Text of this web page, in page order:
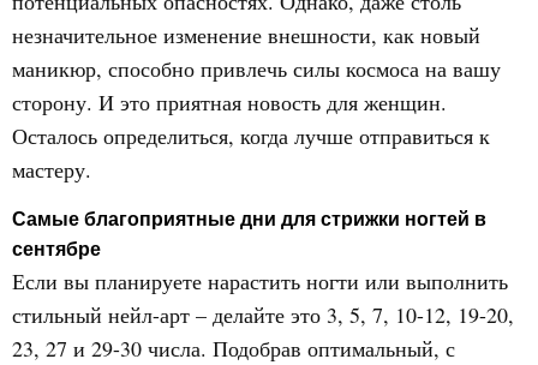
незначительное изменение внешности, как новый
маникюр, способно привлечь силы космоса на вашу
сторону. И это приятная новость для женщин.
Осталось определиться, когда лучше отправиться к
мастеру.
Самые благоприятные дни для стрижки ногтей в
сентябре
Если вы планируете нарастить ногти или выполнить
стильный нейл-арт – делайте это 3, 5, 7, 10-12, 19-20,
23, 27 и 29-30 числа. Подобрав оптимальный, с